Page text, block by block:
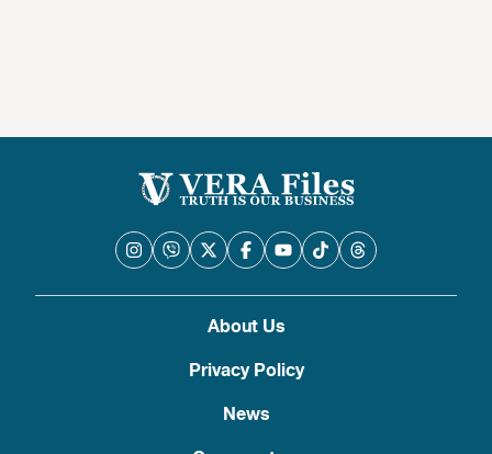
About Us
Privacy Policy
News